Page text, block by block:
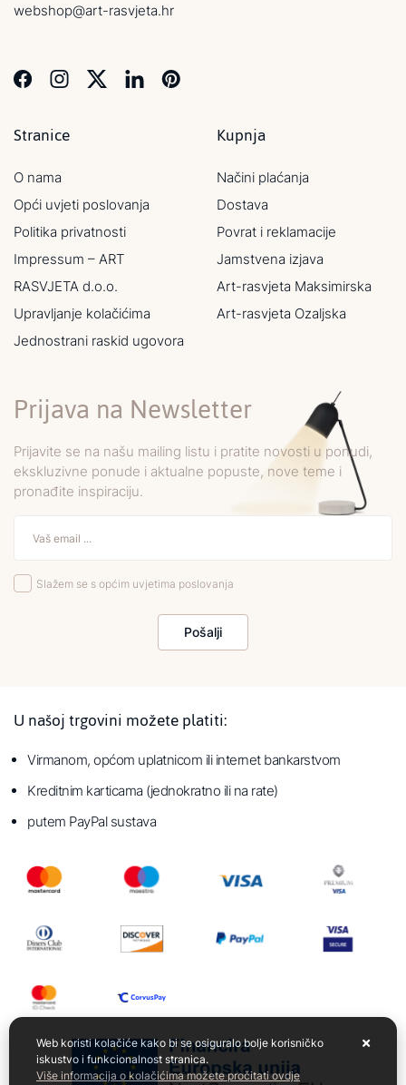
webshop@art-rasvjeta.hr
Stranice
O nama
Opći uvjeti poslovanja
Politika privatnosti
Impressum – ART
RASVJETA d.o.o.
Upravljanje kolačićima
Jednostrani raskid ugovora
Kupnja
Načini plaćanja
Dostava
Povrat i reklamacije
Jamstvena izjava
Art-rasvjeta Maksimirska
Art-rasvjeta Ozaljska
Prijava na Newsletter
Prijavite se na našu mailing listu i pratite novosti u ponudi,
ekskluzivne ponude i aktualne popuste, nove teme i
pronađite inspiraciju.
Slažem se s općim uvjetima poslovanja
Pošalji
U našoj trgovini možete platiti:
Virmanom, općom uplatnicom ili internet bankarstvom
Kreditnim karticama (jednokratno ili na rate)
putem PayPal sustava
Web koristi kolačiće kako bi se osiguralo bolje korisničko
iskustvo i funkcionalnost stranica.
Više informacija o kolačićima možete pročitati ovdje